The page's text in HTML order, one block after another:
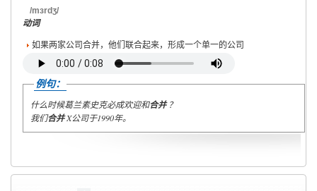
/mɜrdʒ/
动词
如果两家公司合并，他们联合起来，形成一个单一的公司
例句：
什么时候葛兰素史克必成欢迎和合并？
我们合并X公司于1990年。